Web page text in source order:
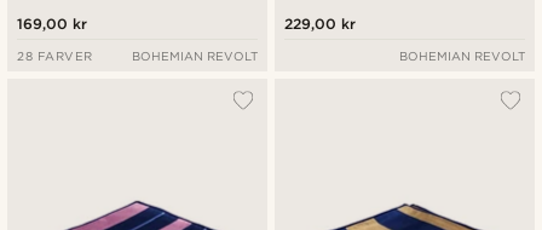
169,00 kr
28 FARVER BOHEMIAN REVOLT
229,00 kr
BOHEMIAN REVOLT